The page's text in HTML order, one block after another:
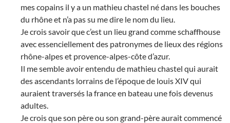
mes copains il y a un mathieu chastel né dans les bouches
du rhône et n’a pas su me dire le nom du lieu.
Je crois savoir que c’est un lieu grand comme schaffhouse
avec essenciellement des patronymes de lieux des régions
rhône-alpes et provence-alpes-côte d’azur.
Il me semble avoir entendu de mathieu chastel qui aurait
des ascendants lorrains de l’époque de louis XIV qui
auraient traversés la france en bateau une fois devenus
adultes.
Je crois que son père ou son grand-père aurait commencé